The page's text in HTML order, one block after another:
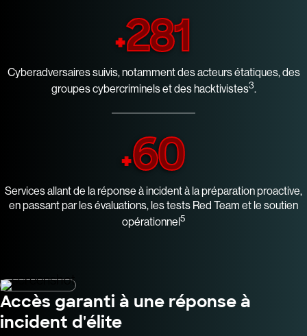
+281
Cyberadversaires suivis, notamment des acteurs étatiques, des
groupes cybercriminels et des hacktivistes3.
+60
Services allant de la réponse à incident à la préparation proactive,
en passant par les évaluations, les tests Red Team et le soutien
opérationnel 5
Accès garanti à une réponse à
incident d'élite